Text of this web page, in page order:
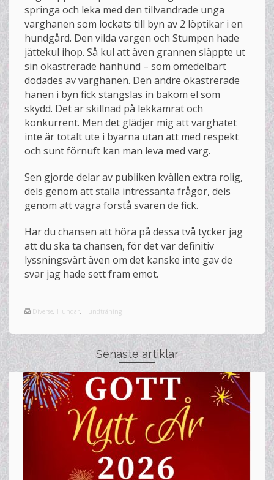
springa och leka med den tillvandrade unga
varghanen som lockats till byn av 2 löptikar i en
hundgård. Den vilda vargen och Stumpen hade
jättekul ihop. Så kul att även grannen släppte ut
sin okastrerade hanhund – som omedelbart
dödades av varghanen. Den andre okastrerade
hanen i byn fick stängslas in bakom el som
skydd. Det är skillnad på lekkamrat och
konkurrent. Men det glädjer mig att varghatet
inte är totalt ute i byarna utan att med respekt
och sunt förnuft kan man leva med varg.
Sen gjorde delar av publiken kvällen extra rolig,
dels genom att ställa intressanta frågor, dels
genom att vägra förstå svaren de fick.
Har du chansen att höra på dessa två tycker jag
att du ska ta chansen, för det var definitiv
lyssningsvärt även om det kanske inte gav de
svar jag hade sett fram emot.
Diverse, Hundar, Hundträning
Senaste artiklar